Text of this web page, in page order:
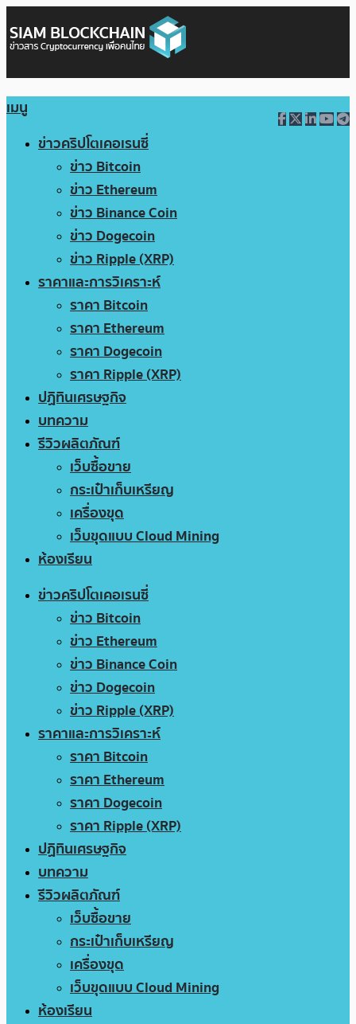
เมนู
ข่าวคริปโตเคอเรนซี่
ข่าว Bitcoin
ข่าว Ethereum
ข่าว Binance Coin
ข่าว Dogecoin
ข่าว Ripple (XRP)
ราคาและการวิเคราะห์
ราคา Bitcoin
ราคา Ethereum
ราคา Dogecoin
ราคา Ripple (XRP)
ปฏิทินเศรษฐกิจ
บทความ
รีวิวผลิตภัณฑ์
เว็บซื้อขาย
กระเป๋าเก็บเหรียญ
เครื่องขุด
เว็บขุดแบบ Cloud Mining
ห้องเรียน
ข่าวคริปโตเคอเรนซี่
ข่าว Bitcoin
ข่าว Ethereum
ข่าว Binance Coin
ข่าว Dogecoin
ข่าว Ripple (XRP)
ราคาและการวิเคราะห์
ราคา Bitcoin
ราคา Ethereum
ราคา Dogecoin
ราคา Ripple (XRP)
ปฏิทินเศรษฐกิจ
บทความ
รีวิวผลิตภัณฑ์
เว็บซื้อขาย
กระเป๋าเก็บเหรียญ
เครื่องขุด
เว็บขุดแบบ Cloud Mining
ห้องเรียน